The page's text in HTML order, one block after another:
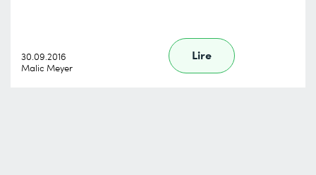
30.09.2016
Malic Meyer
Lire